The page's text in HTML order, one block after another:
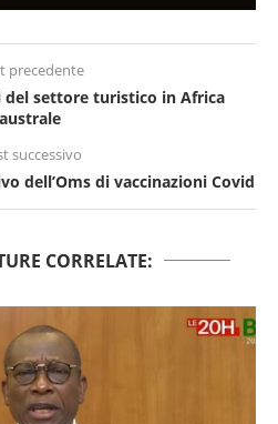
precedente
del settore turistico in Africa
australe
successivo
dell’Oms di vaccinazioni Covid
CORRELATE: